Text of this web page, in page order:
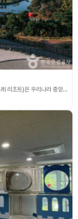
아름다운 (Belle) 숲 (Foret)이라는 의미의 증평 에듀팜(벨포레 리조트)은 우리나라 중앙에 위치하여 전국 어디서든 접근하기 편리하며 드넓은 분지에 위치하여 아기자기한 산과 계곡, 호수를 아우르는 경관이 빼어나고 잘 보전된 맑고 아름다운 자연환경으로 천혜의 배산임수(背山臨水)의 터에 자리 잡고 있다. 자연 속에 자리 잡은 18홀 규모의 골프장과 클럽하우스, 국내 최장 거리에서 즐기는 4계절 로드 루지, 천혜의 자연 속에 지어진 리조트 내 40만